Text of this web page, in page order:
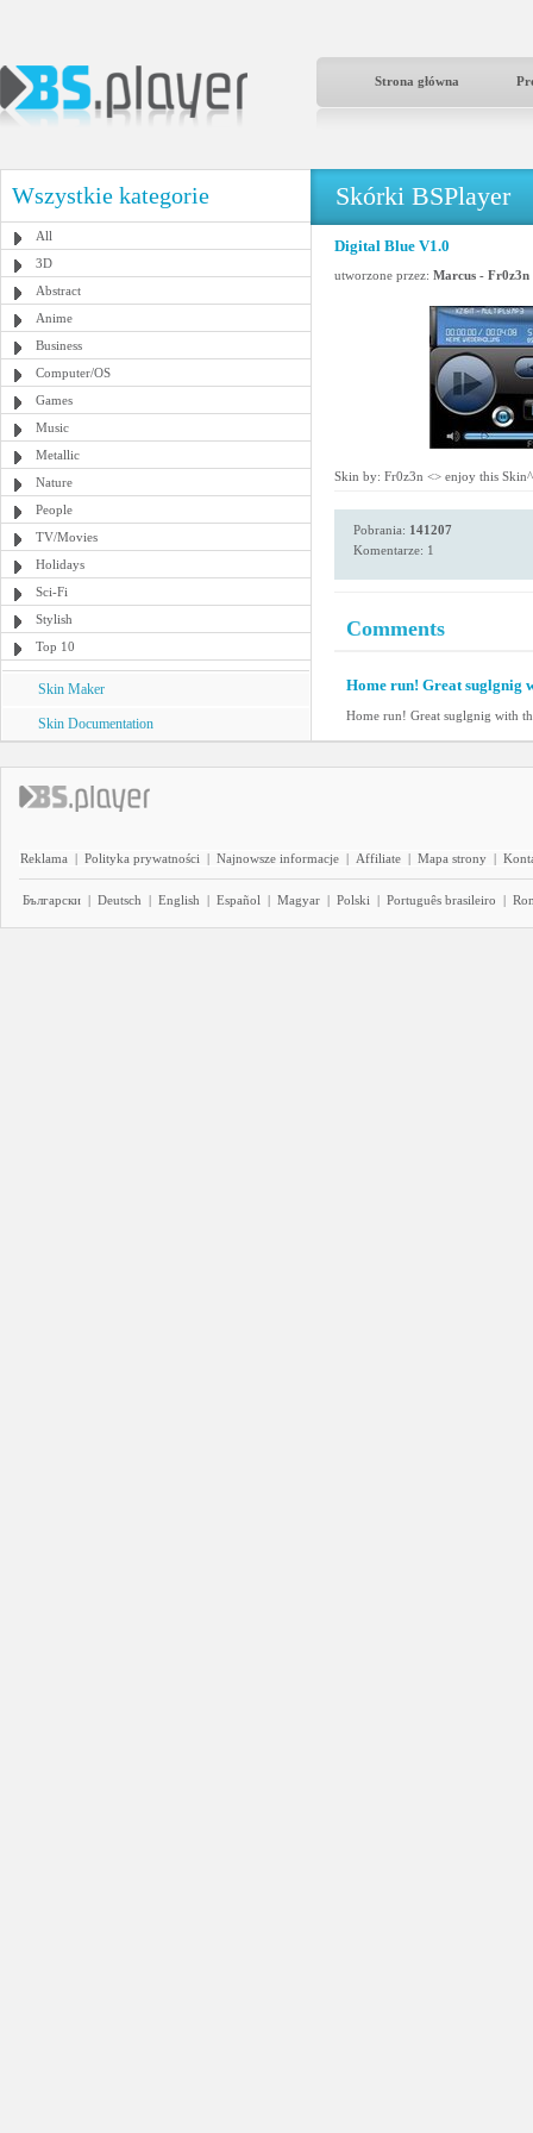
Strona główna
Wszystkie kategorie
All
3D
Abstract
Anime
Business
Computer/OS
Games
Music
Metallic
Nature
People
TV/Movies
Holidays
Sci-Fi
Stylish
Top 10
Skin Maker
Skin Documentation
Skórki BSPlayer
Digital Blue V1.0
utworzone przez: Marcus - Fr0z3n
Skin by: Fr0z3n <> enjoy this
Pobrania: 141207
Komentarze: 1
Comments
Home run! Great suglgnig
Home run! Great suglgnig with
Reklama | Polityka prywatności | Najnowsze informacje | Affiliate | Mapa strony |
Български | Deutsch | English | Español | Magyar | Polski | Português brasileiro |